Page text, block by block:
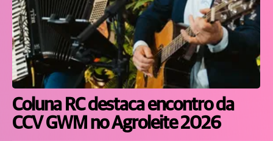
Coluna RC destaca encontro da
CCV GWM no Agroleite 2026